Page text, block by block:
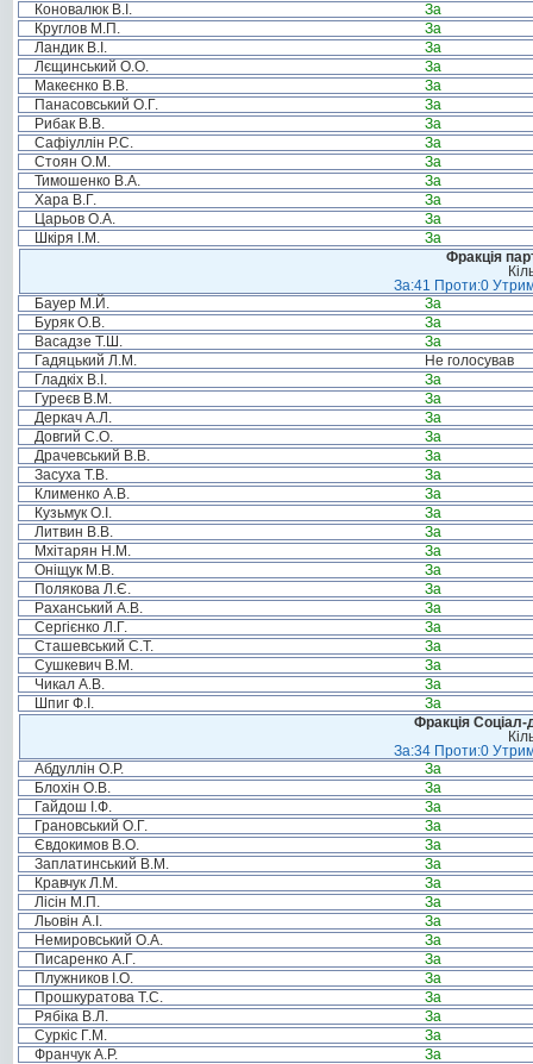
Коновалюк В.І.
За
Круглов М.П.
За
Ландик В.І.
За
Лєщинський О.О.
За
Макеєнко В.В.
За
Панасовський О.Г.
За
Рибак В.В.
За
Сафіуллін Р.С.
За
Стоян О.М.
За
Тимошенко В.А.
За
Хара В.Г.
За
Царьов О.А.
За
Шкіря І.М.
За
Фракція
За:41 Проти:0
Бауер М.Й.
За
Буряк О.В.
За
Васадзе Т.Ш.
За
Гадяцький Л.М.
Не голосував
Гладкіх В.І.
За
Гуреєв В.М.
За
Деркач А.Л.
За
Довгий С.О.
За
Драчевський В.В.
За
Засуха Т.В.
За
Клименко А.В.
За
Кузьмук О.І.
За
Литвин В.В.
За
Мхітарян Н.М.
За
Оніщук М.В.
За
Полякова Л.Є.
За
Раханський А.В.
За
Сергієнко Л.Г.
За
Сташевський С.Т.
За
Сушкевич В.М.
За
Чикал А.В.
За
Шпиг Ф.І.
За
Фракція Соціал-
За:34 Проти:0
Абдуллін О.Р.
За
Блохін О.В.
За
Гайдош І.Ф.
За
Грановський О.Г.
За
Євдокимов В.О.
За
Заплатинський В.М.
За
Кравчук Л.М.
За
Лісін М.П.
За
Льовін А.І.
За
Немировський О.А.
За
Писаренко А.Г.
За
Плужников І.О.
За
Прошкуратова Т.С.
За
Рябіка В.Л.
За
Суркіс Г.М.
За
Франчук А.Р.
За